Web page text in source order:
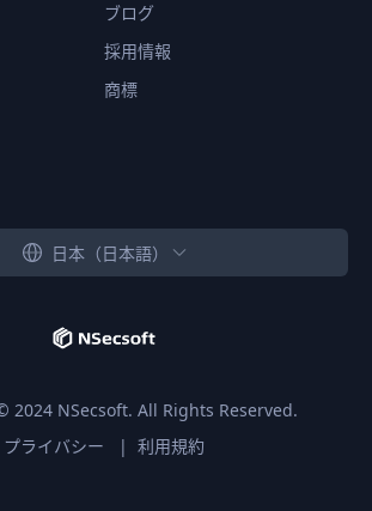
ブログ
採用情報
商標
日本（日本語）
2024NSecsoft. All Rights Reserved.
プライバシー
| 利用規約